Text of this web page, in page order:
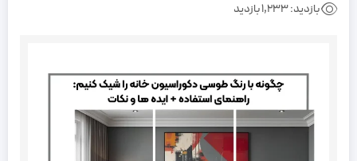
بازدید:1,233 بازدید